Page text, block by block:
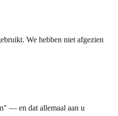
We hebben niet afgezien
— en dat allemaal aan u